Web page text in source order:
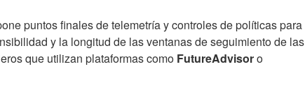
puntos finales de telemetría y controles de políticas para
y la longitud de las ventanas de seguimiento de las
que utilizan plataformas como FutureAdvisoro